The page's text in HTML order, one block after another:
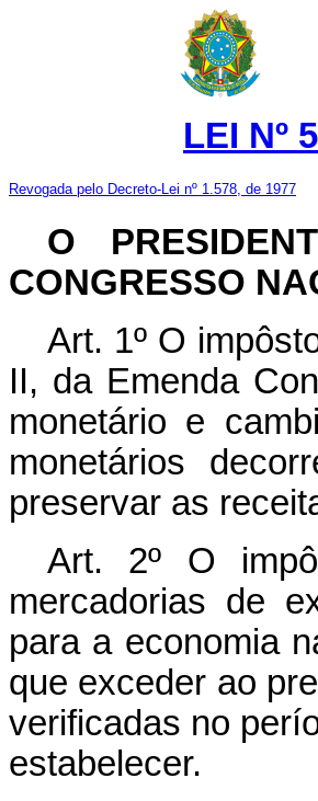
LEI Nº
Revogada pelo Decreto-Lei nº 1.578, de 1977
O
CONGRESSO
Art. 1º O
II, da Emenda
monetário e
monetários
preservar as
Art. 2º O
mercadorias de
para a economia
que exceder ao
verificadas no
estabelecer.